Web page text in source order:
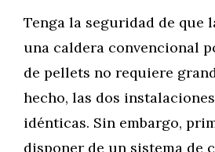
Tenga la seguridad de que
una caldera convencional
de pellets no requiere
hecho, las dos
idénticas. Sin embargo,
disponer de un sistema de